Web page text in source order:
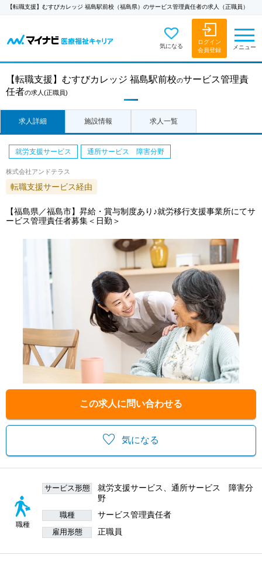
【転職支援】むすびカレッジ 福島駅前校（福島県）のサービス管理責任者の求人（正職員）
気になる
ログイン
会員登録
メニュー
【転職支援】 むすびカレッジ 福島駅前校のサービス管理責
任者の求人 (正職員)
求人詳細 施設情報 求人一覧
気になる
この求人に問い合わせる
就労支援サービス 通所サービス 障害分野
株式会社アンドテラス
転職支援サービス経由
【福島県／福島市】昇給・賞与制度あり♪就労移行支援事業所にてサ
ービス管理責任者募集＜日勤＞
職種
サービス形態
就労支援サービス、通所サービス 障害分
野
職種 サービス管理責任者
雇用形態 正職員